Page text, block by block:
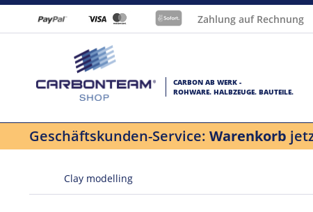
Zahlung auf Rechnung
CARBON AB WERK -
ROHWARE. HALBZEUGE. BAUTEILE.
Geschäftskunden-Service: Warenkorb
Clay modelling